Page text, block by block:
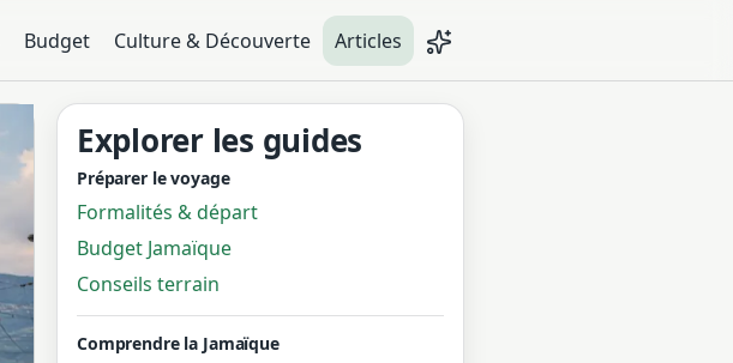
Budget Culture & Découverte Articles
Explorer les guides
Préparer le voyage
Formalités & départ
Budget Jamaïque
Conseils terrain
Comprendre la Jamaïque